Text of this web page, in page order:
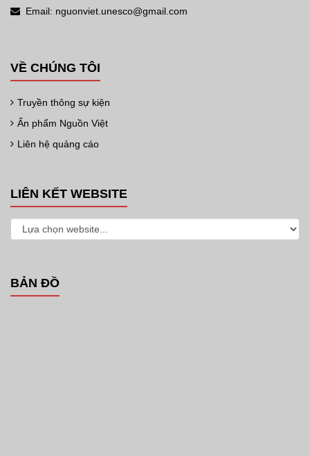
Email: nguonviet.unesco@gmail.com
VỀ CHÚNG TÔI
Truyền thông sự kiện
Ấn phẩm Nguồn Việt
Liên hệ quảng cáo
LIÊN KẾT WEBSITE
BẢN ĐỒ